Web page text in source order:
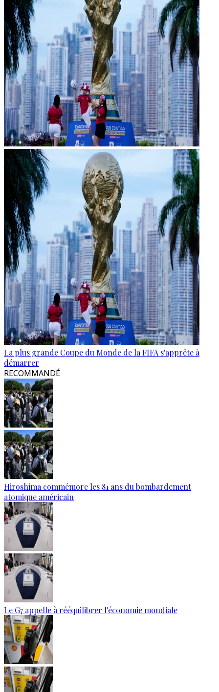
La plus grande Coupe du Monde de la FIFA s'apprête à
démarrer
RECOMMANDÉ
Hiroshima commémore les 81 ans du bombardement
atomique américain
Le G7 appelle à rééquilibrer l'économie mondiale